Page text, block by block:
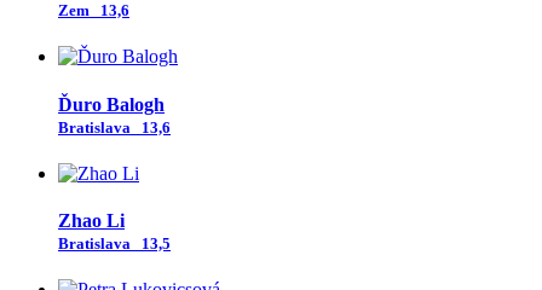
Zem 13,6
Ďuro Balogh
Bratislava 13,6
Zhao Li
Bratislava 13,5